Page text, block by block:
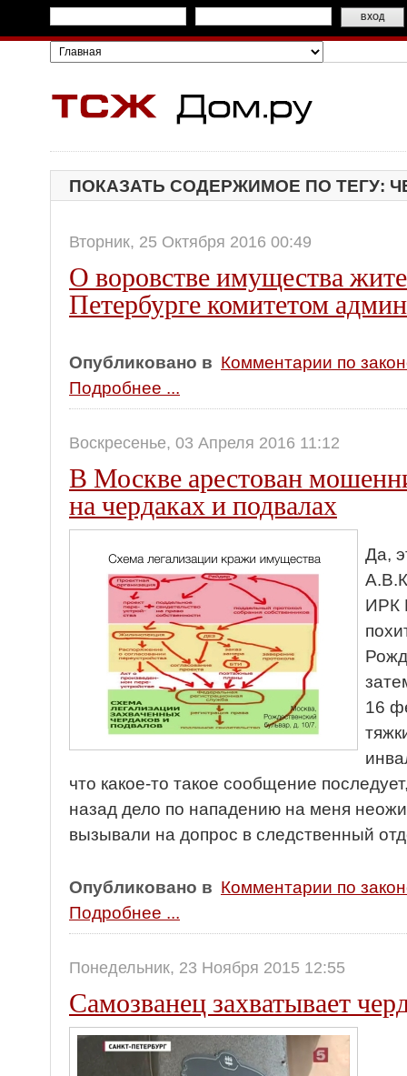
ПОКАЗАТЬ СОДЕРЖИМОЕ ПО ТЕГУ:
Вторник, 25 Октября 2016 00:49
О воровстве имущества
Петербурге комитетом
Опубликовано в Комментарии по
Подробнее ...
Воскресенье, 03 Апреля 2016 11:12
В Москве арестован
на чердаках и подвалах
Да,
ИРК
16
что какое-то такое сообщение
назад дело по нападению на меня
вызывали на допрос в следственный
Опубликовано в Комментарии по
Подробнее ...
Понедельник, 23 Ноября 2015 12:55
Самозванец захватывает